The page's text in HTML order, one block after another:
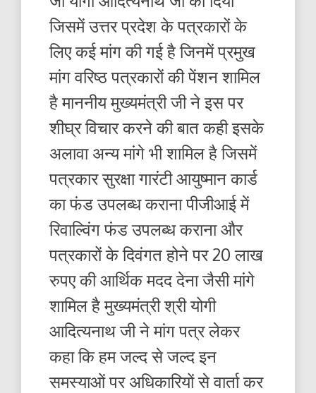
जिसमें उत्तर प्रदेश के पत्रकारों के
लिए कई मांग की गई है जिनमें प्रमुख
मांग वरिष्ठ पत्रकारों की पेंशन शामिल
है माननीय मुख्यमंत्री जी ने इस पर
शीघ्र विचार करने की बात कही इसके
अलावा अन्य मांगे भी शामिल है जिसमें
पत्रकार सुरक्षा गारंटी आयुष्मान कार्ड
का फंड उपलब्ध कराना पीजीआई में
रिवाल्विंग फंड उपलब्ध कराना और
पत्रकारों के दिवंगत होने पर 20 लाख
रुपए की आर्थिक मदद देना जैसी मांगे
शामिल है मुख्यमंत्री श्री योगी
आदित्यनाथ जी ने मांग पत्र लेकर
कहा कि हम जल्द से जल्द इन
समस्याओं पर अधिकारियों से वार्ता कर